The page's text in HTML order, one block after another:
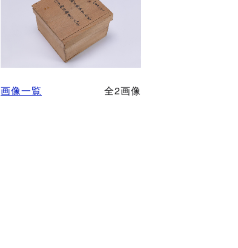
画像一覧 全2画像